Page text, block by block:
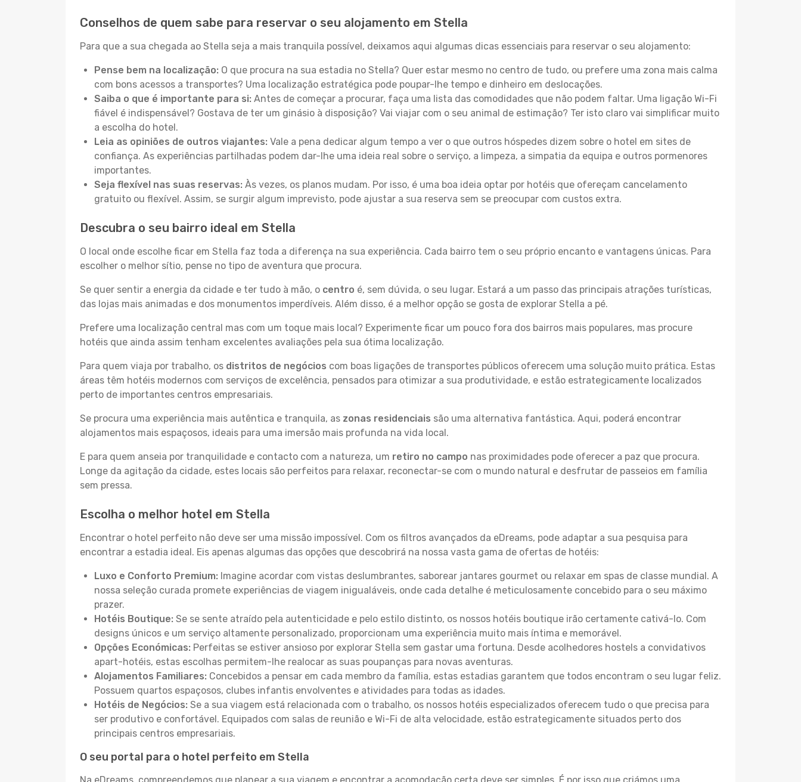
Conselhos de quem sabe para reservar o seu alojamento em Stella
Para que a sua chegada ao Stella seja a mais tranquila possível, deixamos aqui algumas dicas essenciais para reservar o seu alojamento:
Pense bem na localização: O que procura na sua estadia no Stella? Quer estar mesmo no centro de tudo, ou prefere uma zona mais calma
com bons acessos a transportes? Uma localização estratégica pode poupar-lhe tempo e dinheiro em deslocações.
Saiba o que é importante para si: Antes de começar a procurar, faça uma lista das comodidades que não podem faltar. Uma ligação Wi-Fi
fiável é indispensável? Gostava de ter um ginásio à disposição? Vai viajar com o seu animal de estimação? Ter isto claro vai simplificar muito
a escolha do hotel.
Leia as opiniões de outros viajantes: Vale a pena dedicar algum tempo a ver o que outros hóspedes dizem sobre o hotel em sites de
confiança. As experiências partilhadas podem dar-lhe uma ideia real sobre o serviço, a limpeza, a simpatia da equipa e outros pormenores
importantes.
Seja flexível nas suas reservas: Às vezes, os planos mudam. Por isso, é uma boa ideia optar por hotéis que ofereçam cancelamento
gratuito ou flexível. Assim, se surgir algum imprevisto, pode ajustar a sua reserva sem se preocupar com custos extra.
Descubra o seu bairro ideal em Stella
O local onde escolhe ficar em Stella faz toda a diferença na sua experiência. Cada bairro tem o seu próprio encanto e vantagens únicas. Para
escolher o melhor sítio, pense no tipo de aventura que procura.
Se quer sentir a energia da cidade e ter tudo à mão, o centro é, sem dúvida, o seu lugar. Estará a um passo das principais atrações turísticas,
das lojas mais animadas e dos monumentos imperdíveis. Além disso, é a melhor opção se gosta de explorar Stella a pé.
Prefere uma localização central mas com um toque mais local? Experimente ficar um pouco fora dos bairros mais populares, mas procure
hotéis que ainda assim tenham excelentes avaliações pela sua ótima localização.
Para quem viaja por trabalho, os distritos de negócios com boas ligações de transportes públicos oferecem uma solução muito prática. Estas
áreas têm hotéis modernos com serviços de excelência, pensados para otimizar a sua produtividade, e estão estrategicamente localizados
perto de importantes centros empresariais.
Se procura uma experiência mais autêntica e tranquila, as zonas residenciais são uma alternativa fantástica. Aqui, poderá encontrar
alojamentos mais espaçosos, ideais para uma imersão mais profunda na vida local.
E para quem anseia por tranquilidade e contacto com a natureza, um retiro no campo nas proximidades pode oferecer a paz que procura.
Longe da agitação da cidade, estes locais são perfeitos para relaxar, reconectar-se com o mundo natural e desfrutar de passeios em família
sem pressa.
Escolha o melhor hotel em Stella
Encontrar o hotel perfeito não deve ser uma missão impossível. Com os filtros avançados da eDreams, pode adaptar a sua pesquisa para
encontrar a estadia ideal. Eis apenas algumas das opções que descobrirá na nossa vasta gama de ofertas de hotéis:
Luxo e Conforto Premium: Imagine acordar com vistas deslumbrantes, saborear jantares gourmet ou relaxar em spas de classe mundial. A
nossa seleção curada promete experiências de viagem inigualáveis, onde cada detalhe é meticulosamente concebido para o seu máximo
prazer.
Hotéis Boutique: Se se sente atraído pela autenticidade e pelo estilo distinto, os nossos hotéis boutique irão certamente cativá-lo. Com
designs únicos e um serviço altamente personalizado, proporcionam uma experiência muito mais íntima e memorável.
Opções Económicas: Perfeitas se estiver ansioso por explorar Stella sem gastar uma fortuna. Desde acolhedores hostels a convidativos
apart-hotéis, estas escolhas permitem-lhe realocar as suas poupanças para novas aventuras.
Alojamentos Familiares: Concebidos a pensar em cada membro da família, estas estadias garantem que todos encontram o seu lugar feliz.
Possuem quartos espaçosos, clubes infantis envolventes e atividades para todas as idades.
Hotéis de Negócios: Se a sua viagem está relacionada com o trabalho, os nossos hotéis especializados oferecem tudo o que precisa para
ser produtivo e confortável. Equipados com salas de reunião e Wi-Fi de alta velocidade, estão estrategicamente situados perto dos
principais centros empresariais.
O seu portal para o hotel perfeito em Stella